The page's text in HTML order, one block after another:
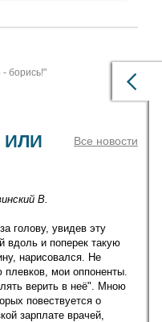
борись!"
Все новости
ИЛИ
В.
голову, увидев эту
вдоль и поперек такую
нарисовался. Не
мои оппоненты.
верить в неё". Мною
повествуется о
зарплате врачей,